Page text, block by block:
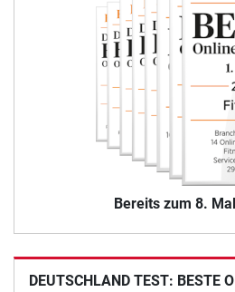
Bereits zum 8.
DEUTSCHLAND TEST: BESTE